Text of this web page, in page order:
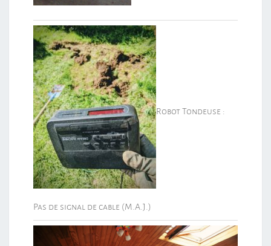
Robot Tondeuse :
Pas de signal de cable (M.A.J.)